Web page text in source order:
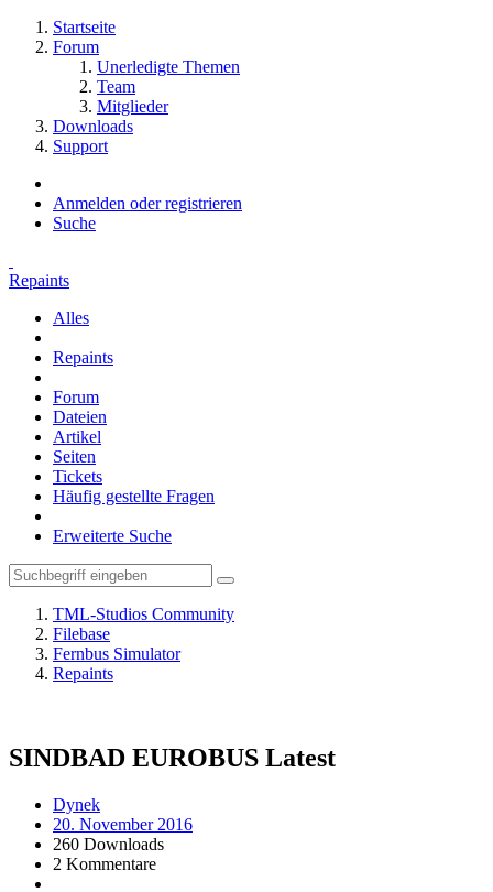
Startseite
Forum
Unerledigte Themen
Team
Mitglieder
Downloads
Support
Anmelden oder registrieren
Suche
Repaints
Alles
Repaints
Forum
Dateien
Artikel
Seiten
Tickets
Häufig gestellte Fragen
Erweiterte Suche
TML-Studios Community
Filebase
Fernbus Simulator
Repaints
SINDBAD EUROBUS Latest
Dynek
20. November 2016
260 Downloads
2 Kommentare